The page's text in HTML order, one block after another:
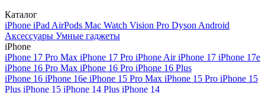
Каталог
iPhone iPad AirPods Mac Watch Vision Pro Dyson Android
Аксессуары Умные гаджеты
iPhone
iPhone 17 Pro Max iPhone 17 Pro iPhone AiriPhone 17 iPhone 17e
iPhone 16 Pro Max iPhone 16 Pro iPhone 16 Plus
iPhone 16 iPhone 16e iPhone 15 Pro Max iPhone 15 Pro iPhone 15
Plus iPhone 15 iPhone 14 Plus iPhone 14